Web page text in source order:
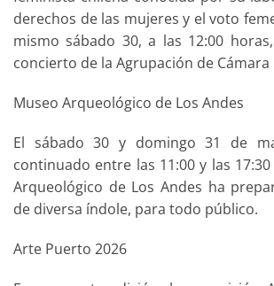
derechos de las mujeres y el voto
mismo sábado 30, a las 12:00
concierto de la Agrupación de Cámara
Museo Arqueológico de Los Andes
El sábado 30 y domingo 31 de
continuado entre las 11:00 y las
Arqueológico de Los Andes ha
de diversa índole, para todo público.
Arte Puerto 2026